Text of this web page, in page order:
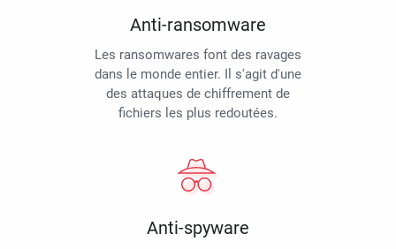
Anti-ransomware
Les ransomwares font des ravages
dans le monde entier. Il s'agit d'une
des attaques de chiffrement de
fichiers les plus redoutées.
Anti-spyware